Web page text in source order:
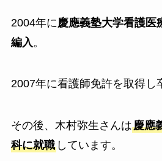
2004年に 慶應義塾大学看護医
編入 。
2007年に看護師免許を取得し
その後、木村弥生さんは慶應
科に就職しています。